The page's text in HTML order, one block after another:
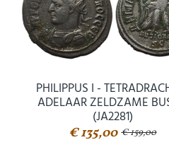
PHILIPPUS I -
ADELAAR ZELDZAME
(JA2281)
€ 135,00 € 159,00